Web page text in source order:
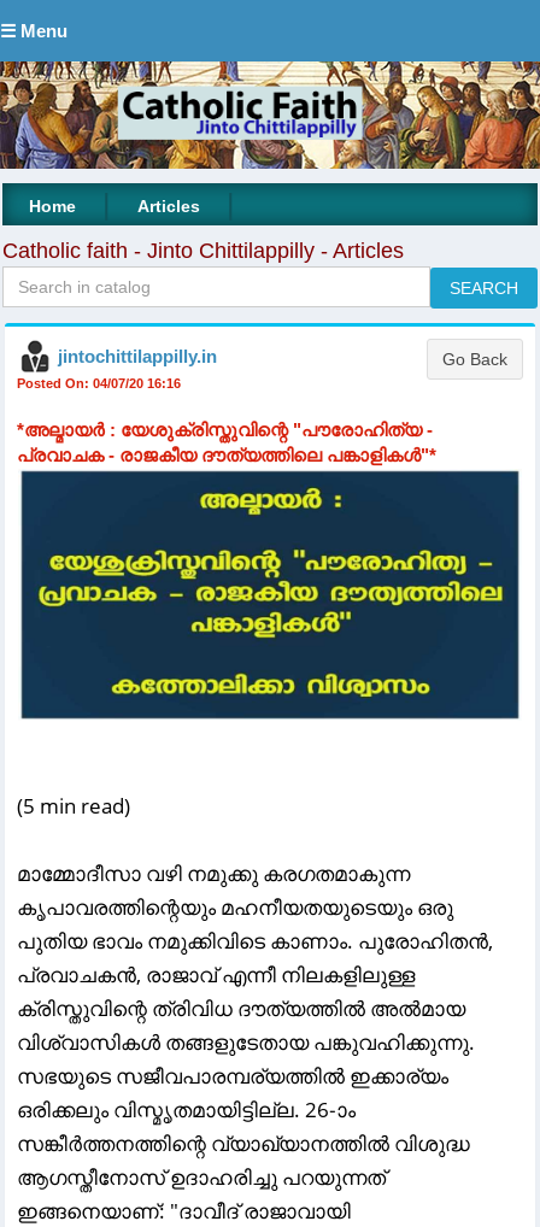
☰ Menu
Home Articles
Catholic faith - Jinto Chittilappilly - Articles
jintochittilappilly.in
Posted On: 04/07/20 16:16
*അല്മായർ : യേശുക്രിസ്തുവിന്റെ "പൗരോഹിത്യ -
പ്രവാചക - രാജകീയ ദൗത്യത്തിലെ പങ്കാളികൾ"*
(5 min read)
മാമ്മോദീസാ വഴി നമുക്കു കരഗതമാകുന്ന
കൃപാവരത്തിന്റെയും മഹനീയതയുടെയും ഒരു
പുതിയ ഭാവം നമുക്കിവിടെ കാണാം. പുരോഹിതൻ,
പ്രവാചകൻ, രാജാവ് എന്നീ നിലകളിലുള്ള
ക്രിസ്തുവിന്റെ ത്രിവിധ ദൗത്യത്തിൽ അൽമായ
വിശ്വാസികൾ തങ്ങളുടേതായ പങ്കുവഹിക്കുന്നു.
സഭയുടെ സജീവപാരമ്പര്യത്തിൽ ഇക്കാര്യം
ഒരിക്കലും വിസ്മൃതമായിട്ടില്ല. 26-ാം
സങ്കീർത്തനത്തിന്റെ വ്യാഖ്യാനത്തിൽ വിശുദ്ധ
ആഗസ്തീനോസ് ഉദാഹരിച്ചു പറയുന്നത്
ഇങ്ങനെയാണ്: "ദാവീദ് രാജാവായി